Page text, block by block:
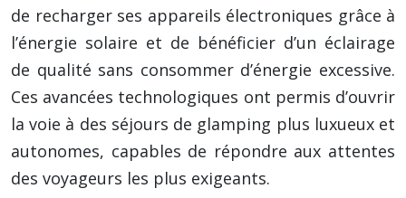
de recharger ses appareils électroniques grâce à
l’énergie solaire et de bénéficier d’un éclairage
de qualité sans consommer d’énergie excessive.
Ces avancées technologiques ont permis d’ouvrir
la voie à des séjours de glamping plus luxueux et
autonomes, capables de répondre aux attentes
des voyageurs les plus exigeants.